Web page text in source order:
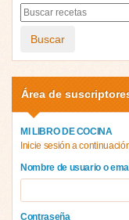
Buscar
Área de
MI LIBRO DE COCINA
Inicie sesión a
Nombre de usuario o
Contraseña